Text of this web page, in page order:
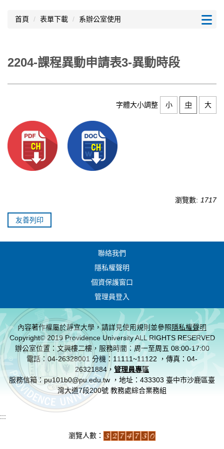
容
首頁 表單下載 系辦公室使用
2204-課程異動申請表3-異動時段
字體大小調整 小 中 大
瀏覽數: 1717
友善列印
瀏覽人數：
聯絡我們
隱私權聲明
個資保護窗口
管理員登入
內容著作權屬於靜宜大學，請詳見使用規則並參照隱私權聲明
Copyright© 2019 Providence University ALL RIGHTS RESERVED
辦公室位置：文興樓二樓，服務時間：周一至周五 08:00-17:00
電話：04-26328001 分機：11111~11122 ，傳真：04-
26321884， 管理員專區
服務信箱：pu101b0@pu.edu.tw ，地址：433303 臺中市沙鹿區臺
灣大道7段200號 教務處綜合業務組
:::